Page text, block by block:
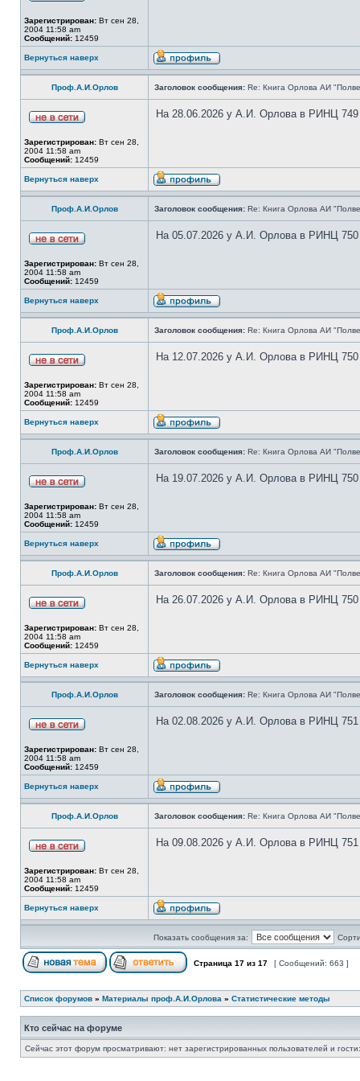
Зарегистрирован: Вт сен 28,
2004 11:58 am
Сообщений: 12459
Вернуться наверх
Проф.А.И.Орлов Заголовок сообщения: Re: Книга Орлова АИ
Зарегистрирован: Вт сен 28,
2004 11:58 am
Сообщений: 12459
На 28.06.2026 у А.И. Орлова в РИНЦ 749
Вернуться наверх
Проф.А.И.Орлов Заголовок сообщения: Re: Книга Орлова АИ
Зарегистрирован: Вт сен 28,
2004 11:58 am
Сообщений: 12459
На 05.07.2026 у А.И. Орлова в РИНЦ 750
Вернуться наверх
Проф.А.И.Орлов Заголовок сообщения: Re: Книга Орлова АИ
Зарегистрирован: Вт сен 28,
2004 11:58 am
Сообщений: 12459
На 12.07.2026 у А.И. Орлова в РИНЦ 750
Вернуться наверх
Проф.А.И.Орлов Заголовок сообщения: Re: Книга Орлова АИ
Зарегистрирован: Вт сен 28,
2004 11:58 am
Сообщений: 12459
На 19.07.2026 у А.И. Орлова в РИНЦ 750
Вернуться наверх
Проф.А.И.Орлов Заголовок сообщения: Re: Книга Орлова АИ
Зарегистрирован: Вт сен 28,
2004 11:58 am
Сообщений: 12459
На 26.07.2026 у А.И. Орлова в РИНЦ 750
Вернуться наверх
Проф.А.И.Орлов Заголовок сообщения: Re: Книга Орлова АИ
Зарегистрирован: Вт сен 28,
2004 11:58 am
Сообщений: 12459
На 02.08.2026 у А.И. Орлова в РИНЦ 751
Вернуться наверх
Проф.А.И.Орлов Заголовок сообщения: Re: Книга Орлова АИ
Зарегистрирован: Вт сен 28,
2004 11:58 am
Сообщений: 12459
На 09.08.2026 у А.И. Орлова в РИНЦ 751
Вернуться наверх
Показать сообщения за:
Страница 17 из 17 [ Сообщений: 663 ]
Список форумов » Материалы проф.А.И.Орлова » Статистические методы
Кто сейчас на форуме
Сейчас этот форум просматривают: нет зарегистрированных пользователей и